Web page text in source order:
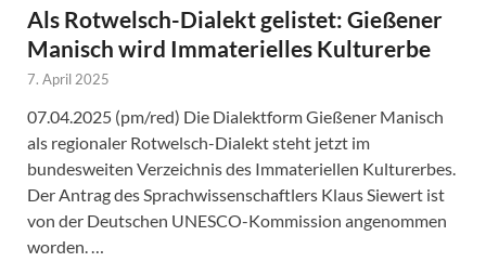
Als Rotwelsch-Dialekt gelistet: Gießener
Manisch wird Immaterielles Kulturerbe
7. April 2025
07.04.2025 (pm/red) Die Dialektform Gießener Manisch
als regionaler Rotwelsch-Dialekt steht jetzt im
bundesweiten Verzeichnis des Immateriellen Kulturerbes.
Der Antrag des Sprachwissenschaftlers Klaus Siewert ist
von der Deutschen UNESCO-Kommission angenommen
worden. …